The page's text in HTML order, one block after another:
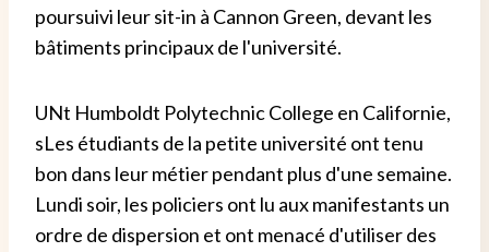
poursuivi leur sit-in à Cannon Green, devant les
bâtiments principaux de l'université.
UNt Humboldt Polytechnic College en Californie,
sLes étudiants de la petite université ont tenu
bon dans leur métier pendant plus d'une semaine.
Lundi soir, les policiers ont lu aux manifestants un
ordre de dispersion et ont menacé d'utiliser des